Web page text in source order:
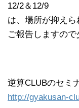
12/2＆12/9
は、場所が抑えら
ご報告しますので
逆算CLUBのセミ
http://gyakusan-